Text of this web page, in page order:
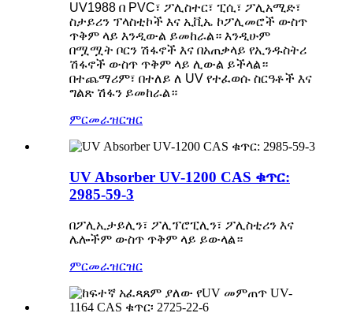
UV1988 በ PVC፣ ፖሊስተር፣ ፒሲ፣ ፖሊአሚድ፣
ስታይሪን ፕላስቲኮች እና ኢቪኤ ኮፖሊመሮች ውስጥ
ጥቅም ላይ እንዲውል ይመከራል። እንዲሁም
በሟሟት ቦርን ሽፋኖች እና በአጠቃላይ የኢንዱስትሪ
ሽፋኖች ውስጥ ጥቅም ላይ ሊውል ይችላል።
በተጨማሪም፣ በተለይ ለ UV የተፈወሱ ስርዓቶች እና
ግልጽ ሽፋን ይመከራል።
ምርመራዝርዝር
UV Absorber UV-1200 CAS ቁጥር:
2985-59-3
በፖሊኢታይሊን፣ ፖሊፕሮፒሊን፣ ፖሊስቲሪን እና
ሌሎችም ውስጥ ጥቅም ላይ ይውላል።
ምርመራዝርዝር